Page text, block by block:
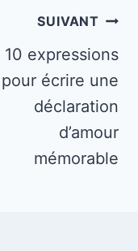
SUIVANT
10 expressions
pour écrire une
déclaration
d’amour
mémorable